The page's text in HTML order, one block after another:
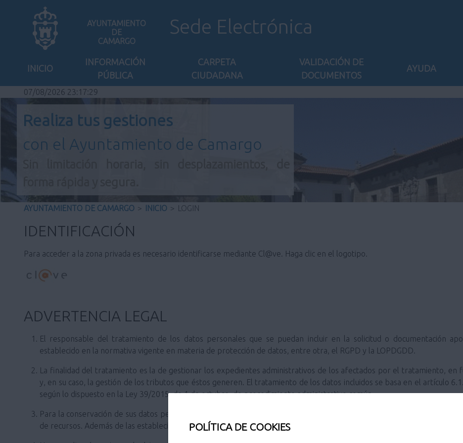
POLÍTICA DE COOKIES
AYUNTAMIENTO
DE
CAMARGO
Sede Electrónica
INICIO
INFORMACIÓN
PÚBLICA
CARPETA
CIUDADANA
VALIDACIÓN DE
DOCUMENTOS
AYUDA
07/08/2026 23:17:29
Realiza tus gestiones
con el Ayuntamiento de Camargo
AYUNTAMIENTO DE CAMARGO > INICIO > LOGIN
IDENTIFICACIÓN
Para acceder a la zona privada es necesario identificarse mediante Cl@ve. Haga clic en el logotipo.
ADVERTENCIA LEGAL
El responsable del tratamiento de los datos personales que se puedan incluir en la solicitud o documentación
establecido en la normativa vigente en materia de protección de datos, entre otra, el RGPD y la LOPDGDD.
La finalidad del tratamiento es la de gestionar los expedientes administrativos de los afectados por el tratamiento, en
y, en su caso, la gestión de los tributos que éstos generen. El tratamiento de los datos incluidos se basa en el artículo
según lo dispuesto en la Ley 39/2015, de 1 de octubre, de procedimiento administrativo común.
Para la conservación de sus datos personales se tendrá en cuenta lo previsto por la legislación aplicable respecto a la
de recursos. Además de las establecidas para el archivo de documentos.